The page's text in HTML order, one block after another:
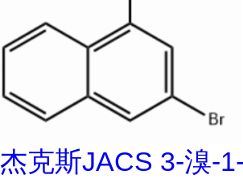
杰克斯JACS 3-溴-